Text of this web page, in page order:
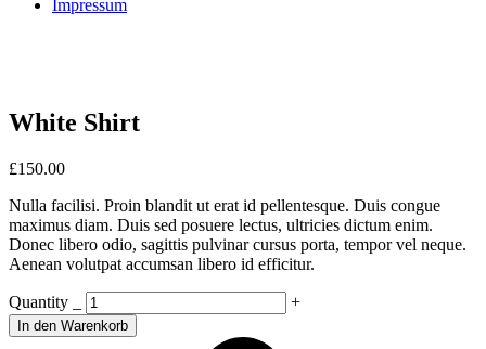
Impressum
White Shirt
£150.00
Nulla facilisi. Proin blandit ut erat id pellentesque. Duis congue
maximus diam. Duis sed posuere lectus, ultricies dictum enim.
Donec libero odio, sagittis pulvinar cursus porta, tempor vel neque.
Aenean volutpat accumsan libero id efficitur.
White
Shirt
quantity
Quantity +
In den Warenkorb